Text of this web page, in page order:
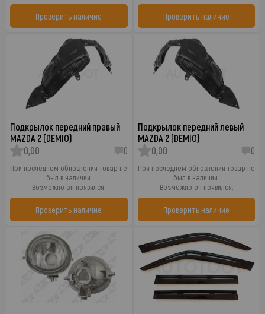
Проверить наличие Проверить наличие
Подкрылок передний правый
MAZDA 2 (DEMIO)
0,00
0
При последнем обновлении товар не
был в наличии.
Возможно он появился.
Проверить наличие
Подкрылок передний левый
MAZDA 2 (DEMIO)
0,00
0
При последнем обновлении товар не
был в наличии.
Возможно он появился.
Проверить наличие